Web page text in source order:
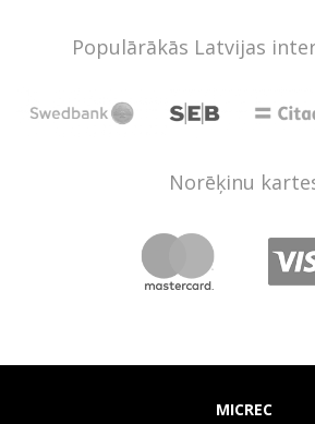
Populārākās Latvijas
Norēķinu
MICREC